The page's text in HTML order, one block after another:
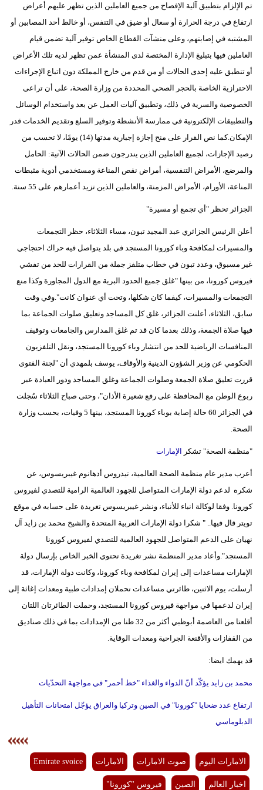
تم الإلزام بتطبيق آلية الإفصاح من جميع العاملين الذين تظهر عليهم أعراض
ارتفاع في درجة الحرارة أو سعال أو ضيق في التنفس، أو خالط أحد المصابين أو
المشتبه في إصابتهم، وعلى منشآت القطاع الخاص توفير آلية تضمن قيام
العاملين فيها بتبليغ الإدارة المختصة لدى المنشأة عمن تظهر لديه تلك الأعراض
أو تنطبق عليه إحدى الحالات أو من قدم من خارج المملكة دون اتباع الإجراءات
الاحترازية الخاصة بالحجر الصحي المحددة من وزارة الصحة، على أن تراعى
الخصوصية والسرية في ذلك، وتطبيق آليات العمل عن بعد واستخدام الوسائل
والتطبيقات الإلكترونية في ممارسة الأنشطة وتوفير السلع وتقديم الخدمات قدر
الإمكان.كما نص القرار على منح إجازة إجبارية مدتها (14) يومًا، لا تحسب من
رصيد الإجازات، لجميع العاملين الذين يندرجون ضمن الحالات الآتية: الحامل
والمرضع، الأمراض التنفسية، أمراض نقص المناعة ومستخدمي أدوية مثبطات
المناعة، الأورام، الأمراض المزمنة، والعاملين الذين تزيد أعمارهم على 55 سنة.
الجزائر تحظر "أي تجمع أو مسيرة"
أعلن الرئيس الجزائري عبد المجيد تبون، مساء الثلاثاء، حظر التجمعات
والمسيرات لمكافحة وباء كورونا المستجد في بلد يتواصل فيه حراك احتجاجي
غير مسبوق، وعدد تبون في خطاب متلفز جملة من القرارات للحد من تفشي
فيروس كورونا، من بينها "غلق جميع الحدود البرية مع الدول المجاورة وكذا منع
التجمعات والمسيرات، كيفما كان شكلها، وتحت أي عنوان كانت".وفي وقت
سابق، الثلاثاء، أعلنت الجزائر، غلق كل المساجد وتعليق صلوات الجماعة بما
فيها صلاة الجمعة، وذلك بعدما كان قد تم غلق المدارس والجامعات وتوقيف
المنافسات الرياضية للحد من انتشار وباء كورونا المستجد، ونقل التلفزيون
الحكومي عن وزير الشؤون الدينية والأوقاف، يوسف بلمهدي أن "لجنة الفتوى
قررت تعليق صلاة الجمعة وصلوات الجماعة وغلق المساجد ودور العبادة عبر
ربوع الوطن مع المحافظة على رفع شعيرة الأذان"، وحتى صباح الثلاثاء سُجلت
في الجزائر 60 حالة إصابة بوباء كورونا المستجد، بينها 5 وفيات، بحسب وزارة
الصحة.
"منظمة الصحة" تشكر الإمارات
أعرب مدير عام منظمة الصحة العالمية، تيدروس أدهانوم غيبريسوس، عن
شكره لدعم دولة الإمارات المتواصل للجهود العالمية الرامية للتصدي لفيروس
كورونا. وفقا لوكالة انباء للأنباء، ونشر غيبريسوس تغريدة على حسابه في موقع
تويتر قال فيها.. " شكرا دولة الإمارات العربية المتحدة والشيخ محمد بن زايد آل
نهيان على الدعم المتواصل للجهود العالمية للتصدي لفيروس كورونا
المستجد".وأعاد مدير المنظمة نشر تغريدة تحتوي الخبر الخاص بإرسال دولة
الإمارات مساعدات إلى إيران لمكافحة وباء كورونا، وكانت دولة الإمارات، قد
أرسلت، يوم الاثنين، طائرتي مساعدات تحملان إمدادات طبية ومعدات إغاثة إلى
إيران لدعمها في مواجهة فيروس كورونا المستجد، وحملت الطائرتان اللتان
أقلعتا من العاصمة أبوظبي أكثر من 32 طنا من الإمدادات بما في ذلك صناديق
من القفازات والأقنعة الجراحية ومعدات الوقاية.
قد يهمك ايضا:
محمد بن زايد يؤكّد أنّ الدواء والغذاء "خط أحمر" في مواجهة التحدّيات
ارتفاع عدد ضحايا "كورونا" في الصين وتركيا والعراق يؤجّل امتحانات التأهيل
الدبلوماسي
الامارات اليوم صوت الامارات الامارات Emirate svoice
اخبار العالم الصين فيروس "كورونا"